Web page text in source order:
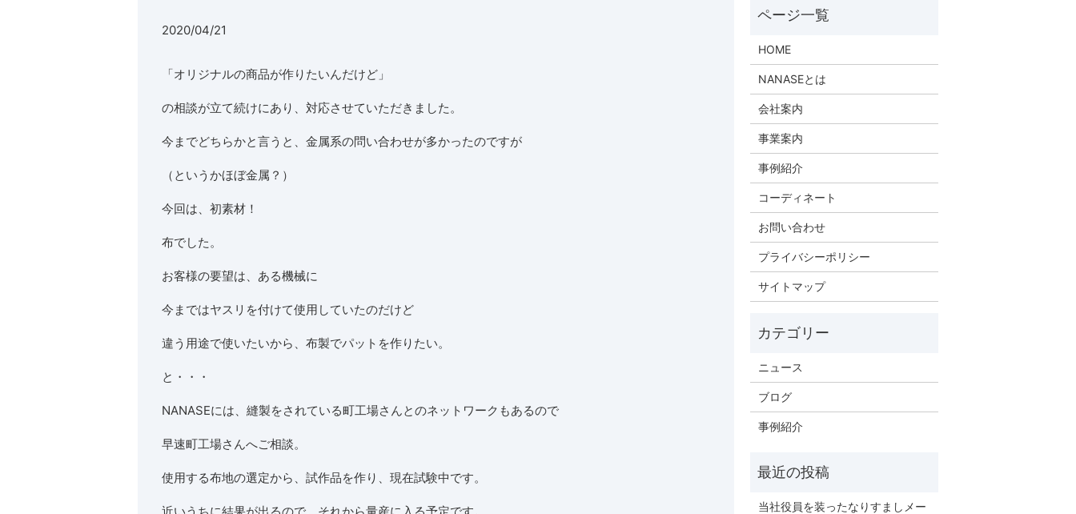
2020/04/21
「オリジナルの商品が作りたいんだけど」
の相談が立て続けにあり、対応させていただきました。
今までどちらかと言うと、金属系の問い合わせが多かったのですが
（というかほぼ金属？）
今回は、初素材！
布でした。
お客様の要望は、ある機械に
今まではヤスリを付けて使用していたのだけど
違う用途で使いたいから、布製でパットを作りたい。
と・・・
NANASEには、縫製をされている町工場さんとのネットワークもあるので
早速町工場さんへご相談。
使用する布地の選定から、試作品を作り、現在試験中です。
HOME
NANASEとは
会社案内
事業案内
事例紹介
コーディネート
お問い合わせ
プライバシーポリシー
サイトマップ
ニュース
ブログ
事例紹介
当社役員を装ったなりすましメー